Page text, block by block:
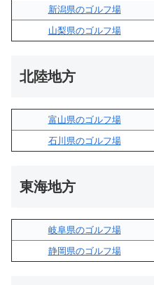
新潟県のゴルフ場
山梨県のゴルフ場
北陸地方
富山県のゴルフ場
石川県のゴルフ場
東海地方
岐阜県のゴルフ場
静岡県のゴルフ場